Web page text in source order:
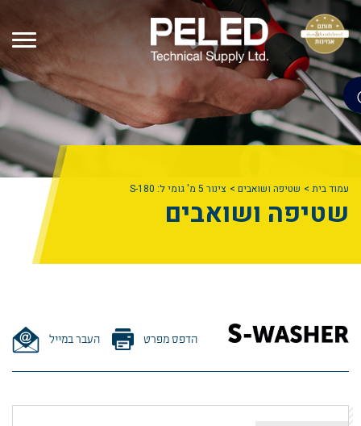
עמוד בית שטיפה ושואבים צינור 5 מ' גומי ל: S-180
שטיפה ושואבים
הדפס מפרט העבר במייל